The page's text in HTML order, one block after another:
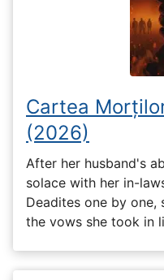
Cartea
(2026)
After her husband's
solace with her in-
Deadites one by
the vows she took in